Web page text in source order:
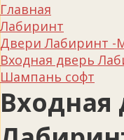
Главная
Лабиринт
Двери Лабиринт -
Входная дверь
Шампань софт
Входная